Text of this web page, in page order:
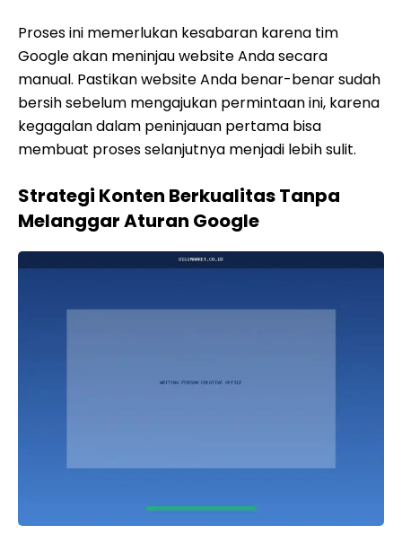
Proses ini memerlukan kesabaran karena tim
Google akan meninjau website Anda secara
manual. Pastikan website Anda benar-benar sudah
bersih sebelum mengajukan permintaan ini, karena
kegagalan dalam peninjauan pertama bisa
membuat proses selanjutnya menjadi lebih sulit.
Strategi Konten Berkualitas Tanpa
Melanggar Aturan Google